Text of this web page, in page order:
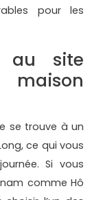
pour les
au site
se trouve à un
ce qui vous
Si vous
comme Hô